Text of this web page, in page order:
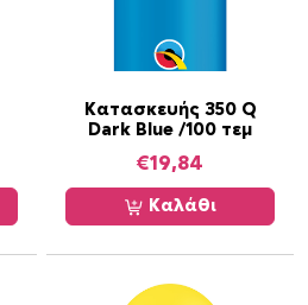
Κατασκευής 350 Q
Dark Blue /100 τεμ
€19,84
Καλάθι